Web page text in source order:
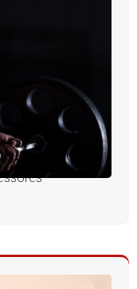
perfeita e